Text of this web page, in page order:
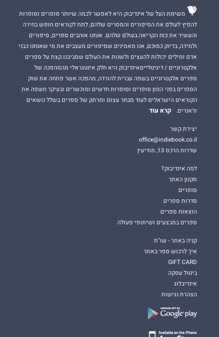
משימת העל של אינדיבוק היא לאפשר לכמה שיותר סופרים וסופרות
להפיץ לעולם את הסיפורים והמסרים שלהם, לתת לקוראים חופש בחירה
והעשיר את כוח הקריאה בעולם שלהם. אנחנו אוהבים ספרים, סיפורים
ולמידה, בדיוק כמוכם, אנו מאמינים שסיפורים מעצבים את מי שאנחנו כבני
אדם ומילים יכולות להעצים ולשנות את העולם שסביבנו.קצת על ספרים
אלקטרוניים / דיגיטלייםאינדיבוק היא חלק אינטגראלי מהמהפכה של
ספרים אלקטרוניים בשפה עברית להורדה, מהפכה אשר פתחה את שוק
הספרים בפני המון סופרים וסופרות חדשים ומוכשרים ובעיקר חשפה את
הקוראים הישראלים לעוד מבחר עצום ומרתק של ספרים בשלל נושאים
וז'אנרים.
קרא עוד
יצירת קשר
office@indiebook.co.il
שדרות הרכס 13, מודיעין
למה אינדיבוק?
תקנון האתר
סופרים
סדרות ספרים
הוצאות ספרים
ספרים במבצעים ושיתופי פעולה
קניה באתר - שו"ת
איך לרכוש ספר באתר
GIFT CARD
ביטול עסקה
אינדיבלוג
הצהרת נגישות